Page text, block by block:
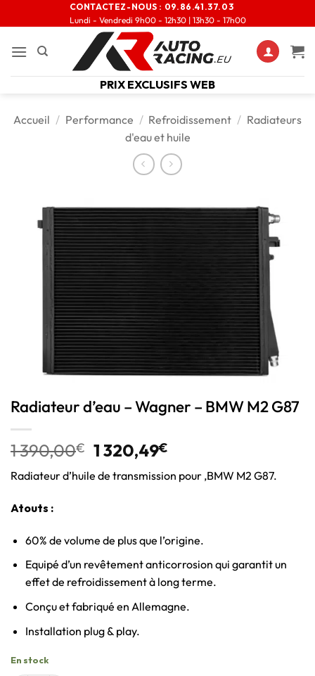
CONTACTEZ-NOUS : 09.86.41.37.03
Lundi - Vendredi 9h00 - 12h30 | 13h30 - 17h00
PRIX EXCLUSIFS WEB
Accueil / Performance / Refroidissement / Radiateurs
d'eau et huile
Radiateur d’eau – Wagner – BMW M2 G87
1 390,00€ 1 320,49€
Radiateur d’huile de transmission pour ,BMW M2 G87.
Atouts :
60% de volume de plus que l’origine.
Equipé d’un revêtement anticorrosion qui garantit un
effet de refroidissement à long terme.
Conçu et fabriqué en Allemagne.
Installation plug & play.
En stock